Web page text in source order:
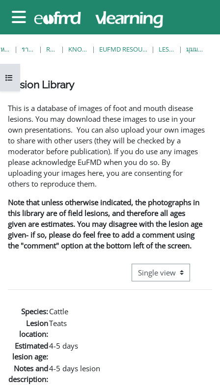
Side panel
Open course index
หน้าหลัก รายวิชาทั้งหมด RESOURCES KNOWLEDGE BANK EUFMD RESOURCES: CLINICAL DIAGNOSIS LESION LIBRARY มุมมองรายการเดียว
Lesion Library
This is a database of images of foot and mouth disease
lesions. You may download these images to use in your
own presentations. You can also upload your own images
to share with other users (they will be checked by a
moderator before publication). If you do use any images
please acknowledge EuFMD when you do so. By
uploading your images here, you are consenting for
others to reproduce them.
Note that unless otherwise indicated, the photographs in
this library are of field lesions, and therefore all ages
given are estimates. You may disagree with the lesion age
given- if so, please do feel free to add a comment using
the "comment" option at the bottom left of the screen.
View mode tertiary
Species:Cattle
Lesion
location:
Teats
Estimated
lesion age:
4-5 days
Notes and
description:
4-5 days lesion